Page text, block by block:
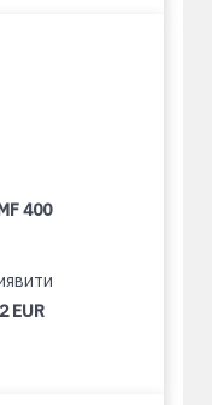
400
EUR